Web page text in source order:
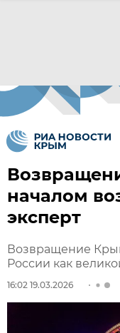
началом
эксперт
Возвращение
России как
16:02 19.03.2026